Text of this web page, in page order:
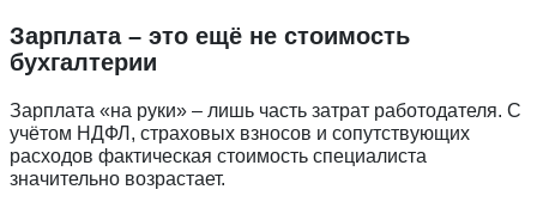
Зарплата – это ещё не стоимость
бухгалтерии
Зарплата «на руки» – лишь часть затрат работодателя. С
учётом НДФЛ, страховых взносов и сопутствующих
расходов фактическая стоимость специалиста
значительно возрастает.